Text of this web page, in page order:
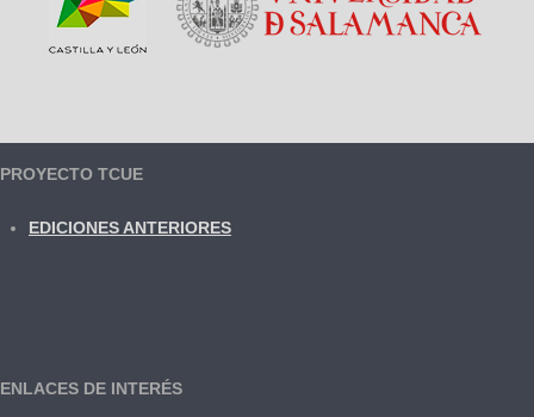
PROYECTO TCUE
EDICIONES ANTERIORES
ENLACES DE INTERÉS